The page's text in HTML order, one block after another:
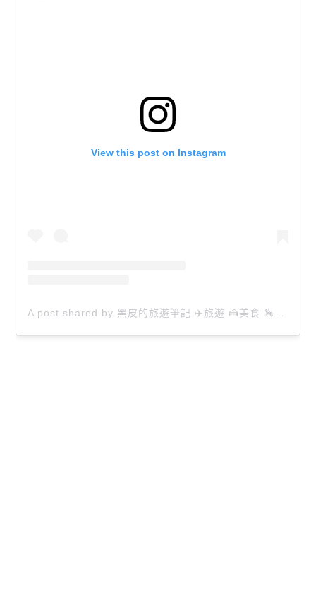
View this post on Instagram
A post shared by 黑皮的旅遊筆記 ✈️旅遊 🍰美食 🏇生活 📸攝影 (@happytravel0913)